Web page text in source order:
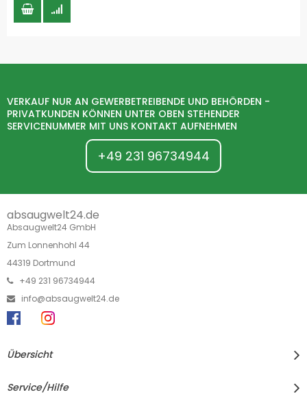
VERKAUF NUR AN GEWERBETREIBENDE UND BEHÖRDEN -
PRIVATKUNDEN KÖNNEN UNTER OBEN STEHENDER
SERVICENUMMER MIT UNS KONTAKT AUFNEHMEN
+49 231 96734944
absaugwelt24.de
Absaugwelt24 GmbH
Zum Lonnenhohl 44
44319 Dortmund
+49 231 96734944
info@absaugwelt24.de
Übersicht
Service/Hilfe